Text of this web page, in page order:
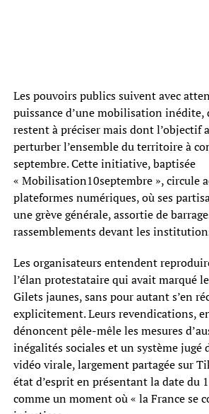
Les pouvoirs publics suivent avec
puissance d’une mobilisation inédite,
restent à préciser mais dont l’objectif
perturber l’ensemble du territoire à
septembre. Cette initiative, baptisée
« Mobilisation10septembre », circule
plateformes numériques, où ses
une grève générale, assortie de
rassemblements devant les
Les organisateurs entendent
l’élan protestataire qui avait marqué
Gilets jaunes, sans pour autant s’en
explicitement. Leurs revendications,
dénoncent pêle-mêle les mesures
inégalités sociales et un système jugé
vidéo virale, largement partagée sur
état d’esprit en présentant la date du
comme un moment où « la France se